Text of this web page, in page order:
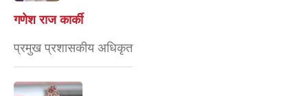
गणेश राज कार्की
प्रमुख प्रशासकीय अधिकृत